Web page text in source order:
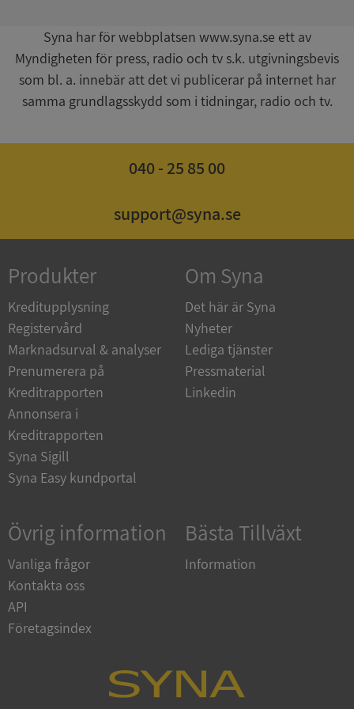
Syna har för webbplatsen www.syna.se ett av
Myndigheten för press, radio och tv s.k. utgivningsbevis
som bl. a. innebär att det vi publicerar på internet har
samma grundlagsskydd som i tidningar, radio och tv.
040 - 25 85 00
support@syna.se
Produkter
Kreditupplysning
Registervård
Marknadsurval & analyser
Prenumerera på
Kreditrapporten
Annonsera i
Kreditrapporten
Syna Sigill
Syna Easy kundportal
Om Syna
Det här är Syna
Nyheter
Lediga tjänster
Pressmaterial
Linkedin
Övrig information
Vanliga frågor
Kontakta oss
API
Företagsindex
Bästa Tillväxt
Information
de.syna.se
.syna.se
__RequestVerificationToken
Microsoft
CookieScriptConsent
_GRECAPTCHA